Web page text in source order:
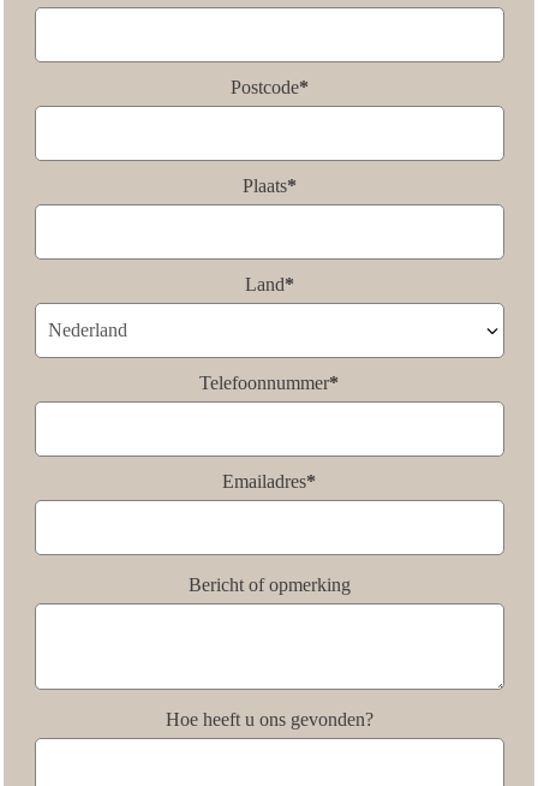
Postcode*
Plaats*
Land*
Telefoonnummer*
Emailadres*
Bericht of opmerking
Hoe heeft u ons gevonden?